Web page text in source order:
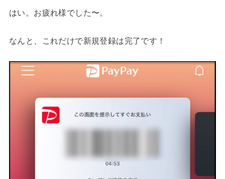
はい。お疲れ様でした〜。
なんと、これだけで新規登録は完了です！